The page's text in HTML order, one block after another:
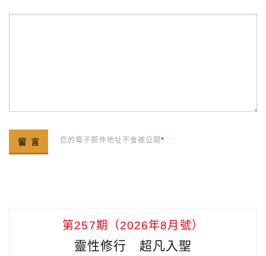
您的電子郵件地址不會被公開*
第257期（2026年8月號）
靈性修行 超凡入聖